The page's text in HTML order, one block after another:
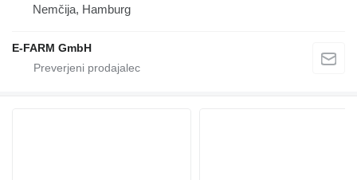
Nemčija, Hamburg
E-FARM GmbH